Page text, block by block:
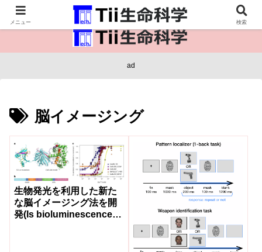
医療保健・生命・生物の情報インフラ。
ad
脳イメージング
生物発光を利用した新た
な脳イメージング法を開
発(Is bioluminescence
メニュー 検索